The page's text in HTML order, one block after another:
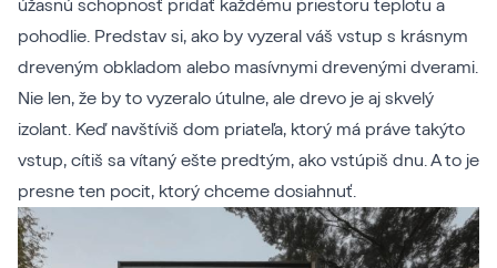
úžasnú schopnosť pridať každému priestoru teplotu a
pohodlie. Predstav si, ako by vyzeral váš vstup s krásnym
dreveným obkladom alebo masívnymi drevenými dverami.
Nie len, že by to vyzeralo útulne, ale drevo je aj skvelý
izolant. Keď navštíviš dom priateľa, ktorý má práve takýto
vstup, cítiš sa vítaný ešte predtým, ako vstúpiš dnu. A to je
presne ten pocit, ktorý chceme dosiahnuť.